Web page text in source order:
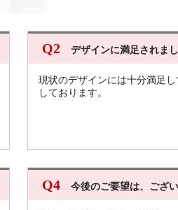
Q2 デザインに満足されま
現状のデザインには十分満足
しております。
Q4 今後のご要望は、ござ